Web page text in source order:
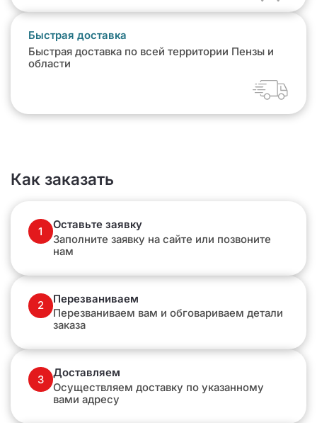
Быстрая доставка
Быстрая доставка по всей территории Пензы и
области
Как заказать
1
Оставьте заявку
Заполните заявку на сайте или позвоните
нам
2
Перезваниваем
Перезваниваем вам и обговариваем детали
заказа
3
Доставляем
Осуществляем доставку по указанному
вами адресу